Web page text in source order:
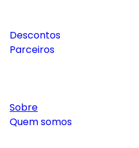
Descontos
Parceiros
Sobre
Quem somos